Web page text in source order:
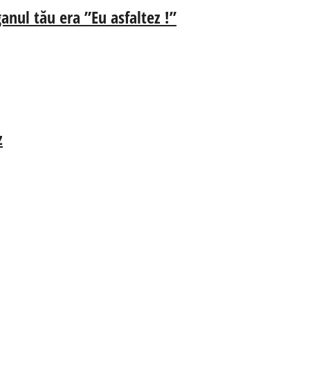
tău era ”Eu asfaltez !”